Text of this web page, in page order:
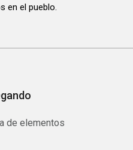
en el pueblo.
de elementos